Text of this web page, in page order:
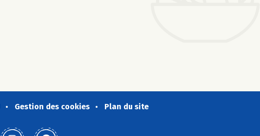
Gestion des cookies Plan du site